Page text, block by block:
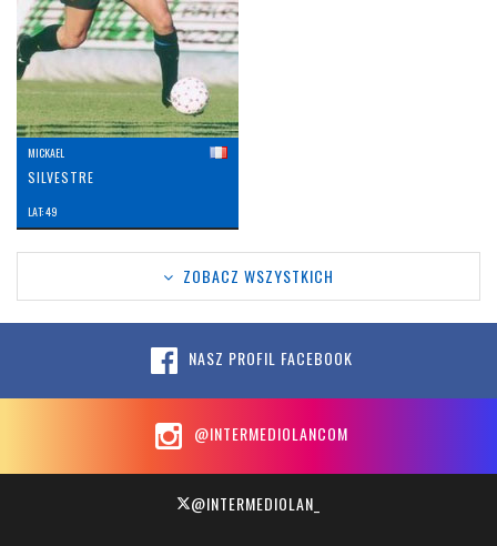
MICKAEL
SILVESTRE
LAT: 49
ZOBACZ WSZYSTKICH
NASZ PROFIL FACEBOOK
@INTERMEDIOLANCOM
@INTERMEDIOLAN_